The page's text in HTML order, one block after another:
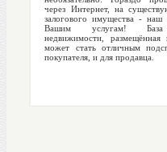
через Интернет, на
залогового имущества - наш
Вашим услугам! База
недвижимости, размещённая
может стать отличным
покупателя, и для продавца.